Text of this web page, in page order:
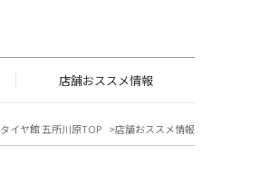
店舗おススメ情報
タイヤ館 五所川原TOP 店舗おススメ情報